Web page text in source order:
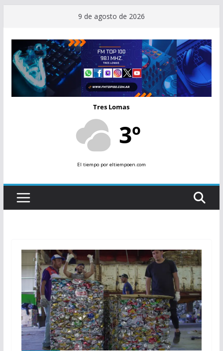
contenido
9 de agosto de 2026
Tres Lomas
3º
El tiempopor eltiempoen.com